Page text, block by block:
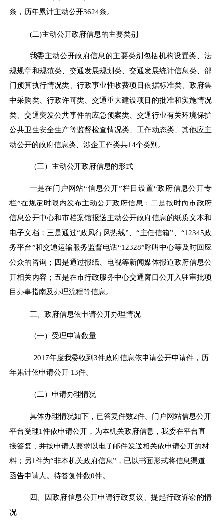
条，历年累计主动公开3624条。
(二)主动公开政府信息的主要类别
我委主动公开政府信息的主要类别包括机构设置类、法
规规章和规范类、交通发展规划类、交通发展统计信息类、部
门预算执行情况类、行政事业性收费项目依据标准类、政府集
中采购类、行政许可类、交通重大建设项目的批准和实施情况
类、交通突发公共事件的应急预案类、交通行业有关环境保护
公共卫生安全生产等监督检查情况类、工作动态类、其他应主
动公开的政府信息类、涉企工作类共14个类别。
（三）主动公开政府信息的形式
一是在门户网站“信息公开”栏目设置“政府信息公开专
栏”在规定时限内发布主动公开政府信息；二是按时向市政府
信息公开中心和市档案馆报送主动公开政府信息的纸质文本和
电子文档；三是通过“政风行风热线” 、“主任信箱” “12345政
务平台”和交通运输服务监督电话“12328”呼叫中心等及时回应
公众的咨询 ；四是通过报纸、电视等新闻媒体报道政府信息公
开相关内容 ； 五是在市行政服务中心交通窗口公开入驻审批项
目办事指南及办理流程等信息。
三、政府信息依申请公开办理情况
（一） 受理申请数量
2017年度我委收到 3件政府信息依申请公开申请件， 历
年累计依申请公开 13件。
（ 二 ） 申请办理情况
具体办理情况如下，已答复件数2件。门户网站信息公开
平台受理1件依申请公开，为本机关政府信息，我委在平台直
接答复，并按申请人要求以电子邮件发送相关依申请公开的材
料；另1件为“非本机关政府信息” ， 已以书面形式将信息渠道
函告申请人 。 待答复件数0件。
四 、因政府信息公开申请行政复议、提起行政诉讼的情
况